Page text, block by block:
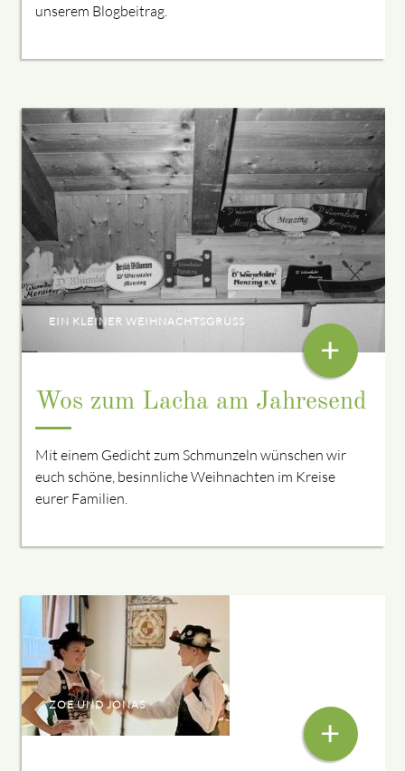
unserem Blogbeitrag.
EIN KLEINER WEIHNACHTSGRUSS
Wos zum Lacha am Jahresend
Mit einem Gedicht zum Schmunzeln wünschen wir
euch schöne, besinnliche Weihnachten im Kreise
eurer Familien.
+
ZOE UND JONAS
+